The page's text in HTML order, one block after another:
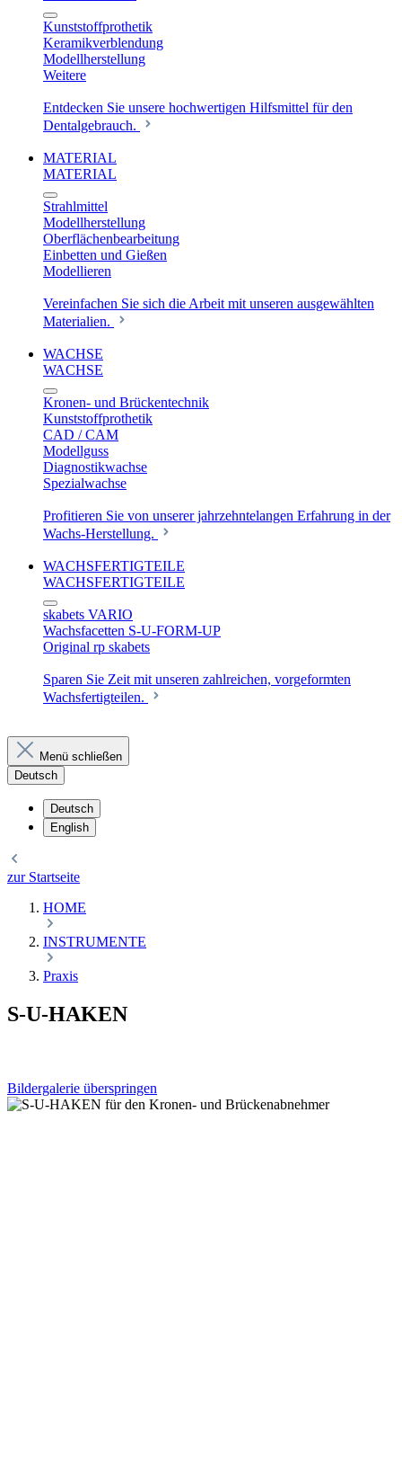
Kunststoffprothetik
Keramikverblendung
Modellherstellung
Weitere
Entdecken Sie unsere hochwertigen Hilfsmittel für den
Dentalgebrauch.
MATERIAL
MATERIAL
Strahlmittel
Modellherstellung
Oberflächenbearbeitung
Einbetten und Gießen
Modellieren
Vereinfachen Sie sich die Arbeit mit unseren ausgewählten
Materialien.
WACHSE
WACHSE
Kronen- und Brückentechnik
Kunststoffprothetik
CAD / CAM
Modellguss
Diagnostikwachse
Spezialwachse
Profitieren Sie von unserer jahrzehntelangen Erfahrung in der
Wachs-Herstellung.
WACHSFERTIGTEILE
WACHSFERTIGTEILE
skabets VARIO
Wachsfacetten S-U-FORM-UP
Original rp skabets
Sparen Sie Zeit mit unseren zahlreichen, vorgeformten
Wachsfertigteilen.
Menü schließen
Deutsch
Deutsch
English
zur Startseite
HOME
INSTRUMENTE
Praxis
S-U-HAKEN
Bildergalerie überspringen